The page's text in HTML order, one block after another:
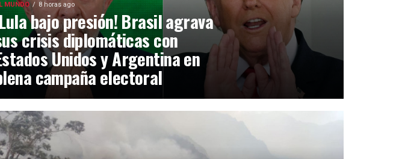
MUNDO 8 horas ago
bajo presión! Brasil agrava
crisis diplomáticas con
Unidos y Argentina en
campaña electoral